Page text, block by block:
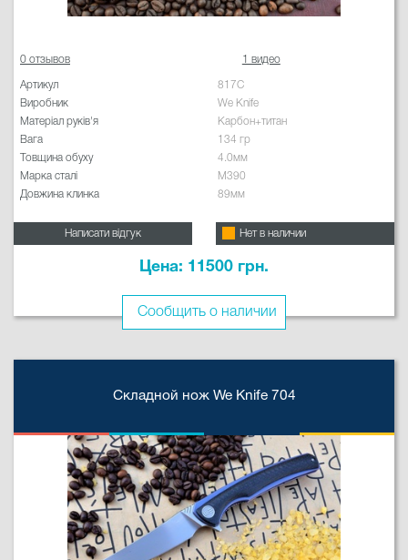
0 отзывов 1 видео
Артикул
817C
Виробник
We Knife
Матеріал руків'я
Карбон+титан
Вага
134 гр
Товщина обуху
4.0мм
Марка сталі
M390
Довжина клинка
89мм
Написати відгук Нет в наличии
Цена: 11500 грн.
Сообщить о наличии
Складной нож We Knife 704